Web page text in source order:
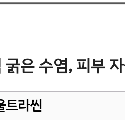
은 수염, 피부
라씬